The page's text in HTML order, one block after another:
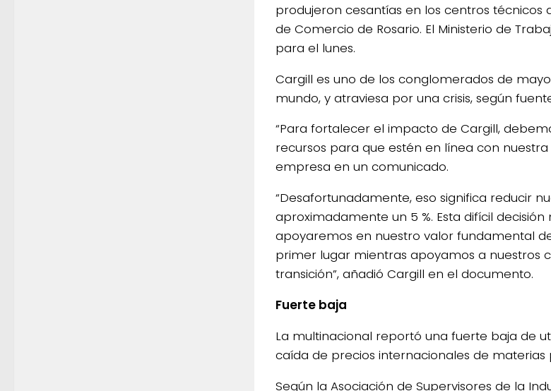
produjeron cesantías en los centros técnicos
de Comercio de Rosario. El Ministerio de
para el lunes.
Cargill es uno de los conglomerados de
mundo, y atraviesa por una crisis, según
“Para fortalecer el impacto de Cargill,
recursos para que estén en línea con
empresa en un comunicado.
“Desafortunadamente, eso significa reducir
aproximadamente un 5 %. Esta difícil
apoyaremos en nuestro valor fundamental
primer lugar mientras apoyamos a nuestros
transición”, añadió Cargill en el documento.
Fuerte baja
La multinacional reportó una fuerte baja de
caída de precios internacionales de materias
Según la Asociación de Supervisores de la